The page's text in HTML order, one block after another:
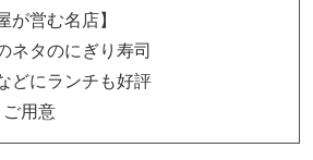
が営む名店】
ネタのにぎり寿司
どにランチも好評
用意